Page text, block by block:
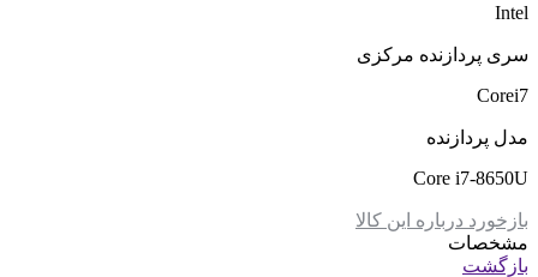
Intel
سری پردازنده مرکزی
Corei7
مدل پردازنده
Core i7-8650U
بازخورد درباره این کالا
مشخصات
بازگشت